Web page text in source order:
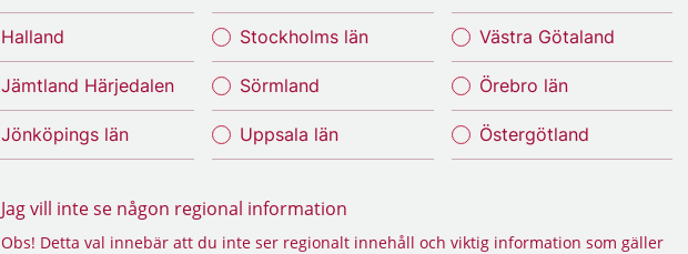
Halland
Jämtland Härjedalen
Jönköpings län
Stockholms län
Sörmland
Uppsala län
Västra Götaland
Örebro län
Östergötland
Jag vill inte se någon regional information
Obs! Detta val innebär att du inte ser regionalt innehåll och viktig information som gäller